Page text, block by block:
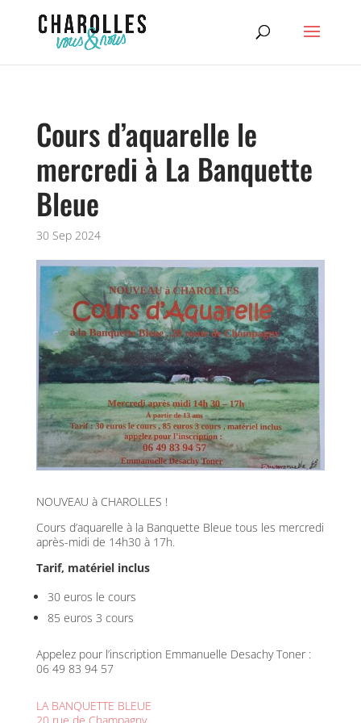
Cours d’aquarelle le
mercredi à La Banquette
Bleue
30 Sep 2024
NOUVEAU à CHAROLLES !
Cours d’aquarelle à la Banquette Bleue tous les mercredi
après-midi de 14h30 à 17h.
Tarif, matériel inclus
30 euros le cours
85 euros 3 cours
Appelez pour l’inscription Emmanuelle Desachy Toner :
06 49 83 94 57
LA BANQUETTE BLEUE